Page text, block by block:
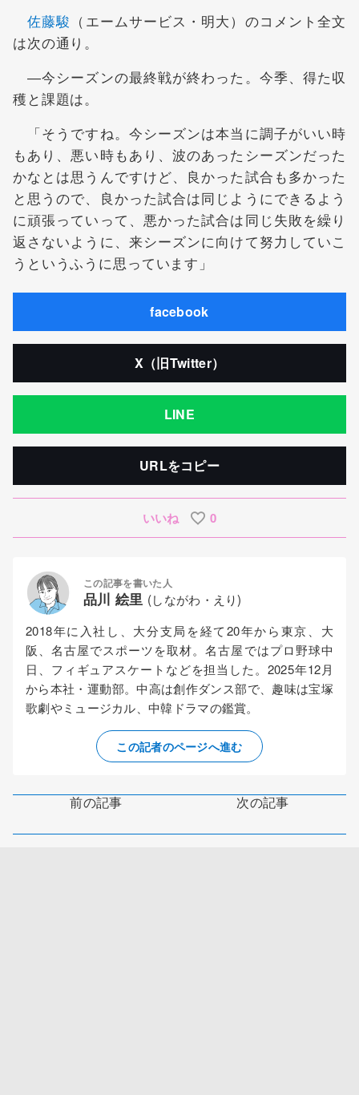
佐藤駿 （エームサービス・明大）のコメント全文
は次の通り。
―今シーズンの最終戦が終わった。今季、得た収
穫と課題は。
「そうですね。今シーズンは本当に調子がいい時
もあり、悪い時もあり、波のあったシーズンだった
かなとは思うんですけど、良かった試合も多かった
と思うので、良かった試合は同じようにできるよう
に頑張っていって、悪かった試合は同じ失敗を繰り
返さないように、来シーズンに向けて努力していこ
うというふうに思っています」
facebook
X（旧Twitter）
LINE
URLをコピー
いいね 0
この記事を書いた人
品川 絵里 (しながわ・えり)
2018年に入社し、大分支局を経て20年から東京、大
阪、名古屋でスポーツを取材。名古屋ではプロ野球中
日、フィギュアスケートなどを担当した。2025年12月
から本社・運動部。中高は創作ダンス部で、趣味は宝塚
歌劇やミュージカル、中韓ドラマの鑑賞。
この記者のページへ進む
前の記事 次の記事